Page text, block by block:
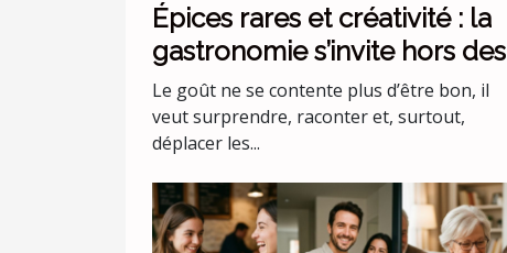
Épices rares et créativité : la
gastronomie s’invite hors des
codes
Le goût ne se contente plus d’être bon, il
veut surprendre, raconter et, surtout,
déplacer les...